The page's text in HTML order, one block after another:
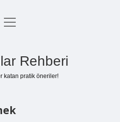
menüyü
Rehberi
katan pratik öneriler!